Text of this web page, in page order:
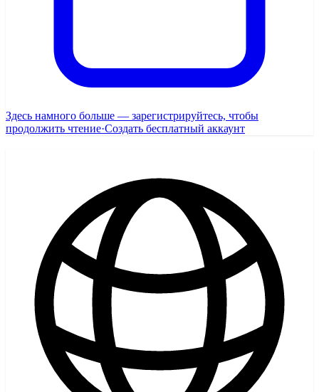
Здесь намного больше — зарегистрируйтесь, чтобы
продолжить чтение·Создать бесплатный аккаунт